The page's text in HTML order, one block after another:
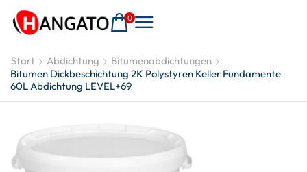
0
Start Abdichtung
Bitumenabdichtungen
Bitumen Dickbeschichtung 2K Polystyren Keller Fundamente
60L Abdichtung LEVEL+69